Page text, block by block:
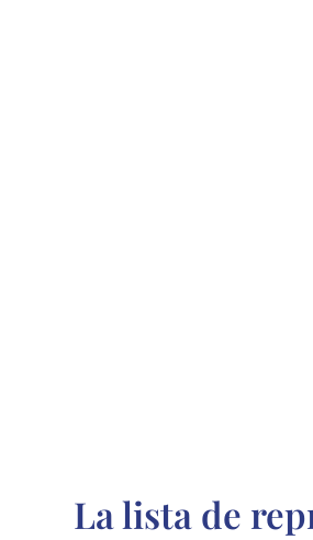
La lista de